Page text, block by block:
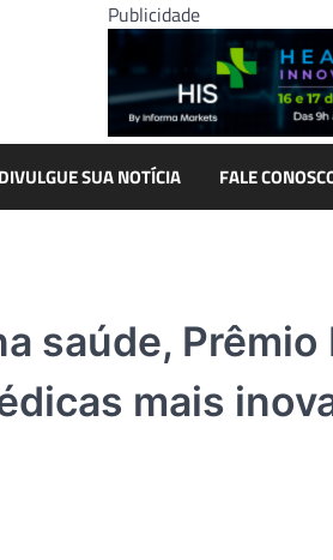
Publicidade
DIVULGUE SUA NOTÍCIA FALE
saúde, Prêmio
mais